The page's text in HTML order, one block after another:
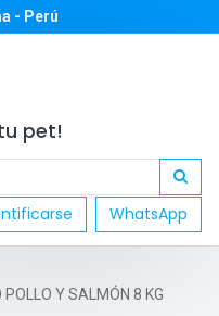
- Perú
pet!
WhatsApp
Y SALMÓN 8 KG